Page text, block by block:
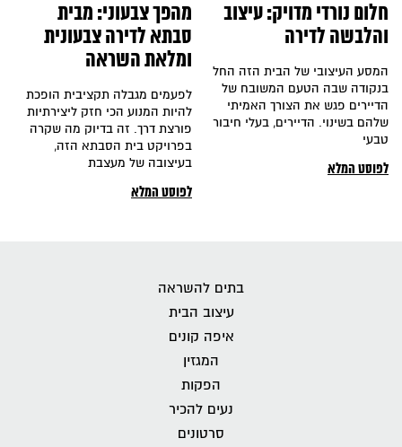
מהפך צבעוני: מבית
סבתא לדירה צבעונית
ומלאת השראה
לפעמים מגבלה תקציבית הופכת
להיות המנוע הכי חזק ליצירתיות
פורצת דרך. זה בדיוק מה שקרה
בפרויקט בית הסבתא הזה,
בעיצובה של מעצבת
לפוסט המלא
חלום נורדי מדויק: עיצוב
והלבשה לדירה
המסע העיצובי של הבית הזה החל
בנקודה שבה הטעם המשובח של
הדיירים פגש את הצורך האמיתי
שלהם בשינוי. הדיירים, בעלי חיבור
טבעי
לפוסט המלא
בתים להשראה
עיצוב הבית
איפה קונים
המגזין
הפקות
נעים להכיר
סרטונים